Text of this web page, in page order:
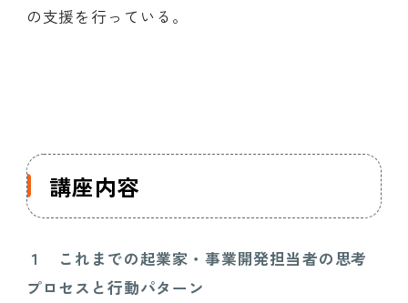
の支援を行っている。
講座内容
１
これまでの起業家・事業開発担当者の思考
プロセスと行動パターン